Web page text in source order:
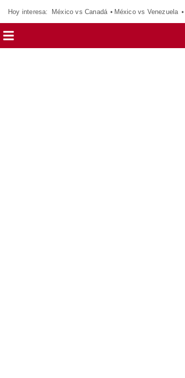
Hoy interesa: México vs Canadá México vs Venezuela